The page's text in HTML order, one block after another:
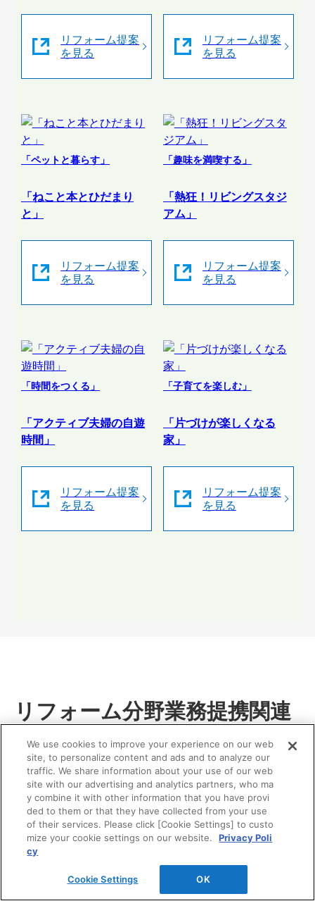
リフォーム提案
を見る
リフォーム提案
を見る
「ペットと暮らす」
「ねこと本とひだまり
と」
リフォーム提案
を見る
「趣味を満喫する」
「熱狂！リビングスタジ
アム」
リフォーム提案
を見る
「時間をつくる」
「アクティブ夫婦の自遊
時間」
リフォーム提案
を見る
「子育てを楽しむ」
「片づけが楽しくなる
家」
リフォーム提案
を見る
リフォーム分野業務提携関連
TOTO、DAIKEN、YKK APの3社はお客様の暮らしの価
値向上を目指して、リモデル分野で2002年から業務提携
しています。
We use cookies to improve your experience on our web
site, to personalize content and ads and to analyze our
traffic. We share information about your use of our web
site with our advertising and analytics partners, who ma
y combine it with other information that you have provi
ded to them or that they have collected from your use
of their services. Please click [Cookie Settings] to custo
mize your cookie settings on our website.
Privacy Poli
cy
Cookie Settings OK